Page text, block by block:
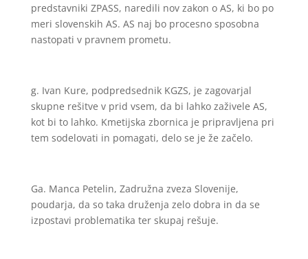
predstavniki ZPASS, naredili nov zakon o AS, ki bo po
meri slovenskih AS. AS naj bo procesno sposobna
nastopati v pravnem prometu.
g. Ivan Kure, podpredsednik KGZS, je zagovarjal
skupne rešitve v prid vsem, da bi lahko zaživele AS,
kot bi to lahko. Kmetijska zbornica je pripravljena pri
tem sodelovati in pomagati, delo se je že začelo.
Ga. Manca Petelin, Zadružna zveza Slovenije,
poudarja, da so taka druženja zelo dobra in da se
izpostavi problematika ter skupaj rešuje.